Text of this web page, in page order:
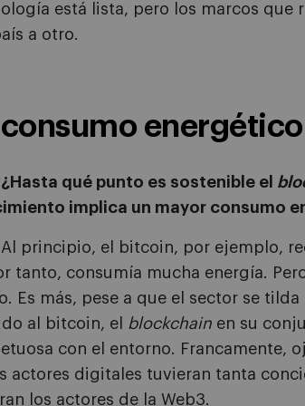
está lista, pero los marcos que
a otro.
consumo
¿Hasta qué punto es sostenible el
implica un mayor consumo
Al principio, el bitcoin, por ejemplo,
tanto, consumía mucha energía.
Es más, pese a que el sector se
al bitcoin, el
blockchain en su
con el entorno. Francamente,
actores digitales tuvieran tanta
los actores de la Web3.